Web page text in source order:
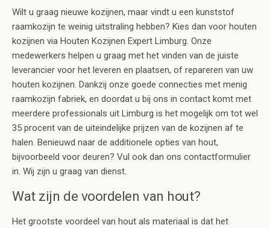
Wilt u graag nieuwe kozijnen, maar vindt u een kunststof
raamkozijn te weinig uitstraling hebben? Kies dan voor houten
kozijnen via Houten Kozijnen Expert Limburg. Onze
medewerkers helpen u graag met het vinden van de juiste
leverancier voor het leveren en plaatsen, of repareren van uw
houten kozijnen. Dankzij onze goede connecties met menig
raamkozijn fabriek, en doordat u bij ons in contact komt met
meerdere professionals uit Limburg is het mogelijk om tot wel
35 procent van de uiteindelijke prijzen van de kozijnen af te
halen. Benieuwd naar de additionele opties van hout,
bijvoorbeeld voor deuren? Vul ook dan ons contactformulier
in. Wij zijn u graag van dienst.
Wat zijn de voordelen van hout?
Het grootste voordeel van hout als materiaal is dat het